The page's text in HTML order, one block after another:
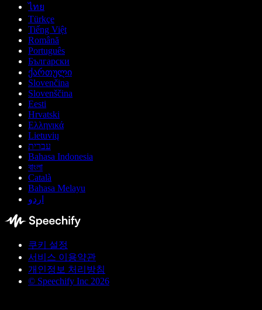
ไทย
Türkçe
Tiếng Việt
Română
Português
Български
ქართული
Slovenčina
Slovenščina
Eesti
Hrvatski
Ελληνικά
Lietuvių
עברית
Bahasa Indonesia
বাংলা
Català
Bahasa Melayu
اردو
쿠키 설정
서비스 이용약관
개인정보 처리방침
© Speechify Inc 2026